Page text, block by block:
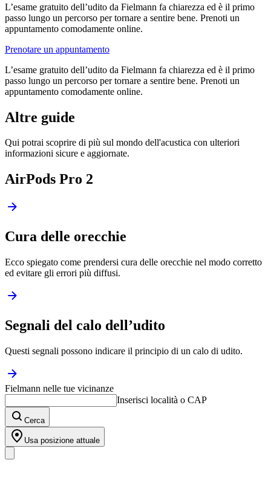
L’esame gratuito dell’udito da Fielmann fa chiarezza ed è il primo
passo lungo un percorso per tornare a sentire bene. Prenoti un
appuntamento comodamente online.
Prenotare un appuntamento
L’esame gratuito dell’udito da Fielmann fa chiarezza ed è il primo
passo lungo un percorso per tornare a sentire bene. Prenoti un
appuntamento comodamente online.
Altre guide
Qui potrai scoprire di più sul mondo dell'acustica con ulteriori
informazioni sicure e aggiornate.
AirPods Pro 2
Cura delle orecchie
Ecco spiegato come prendersi cura delle orecchie nel modo corretto
ed evitare gli errori più diffusi.
Segnali del calo dell’udito
Questi segnali possono indicare il principio di un calo di udito.
Fielmann nelle tue vicinanze
Inserisci località o CAP
Cerca
Usa posizione attuale